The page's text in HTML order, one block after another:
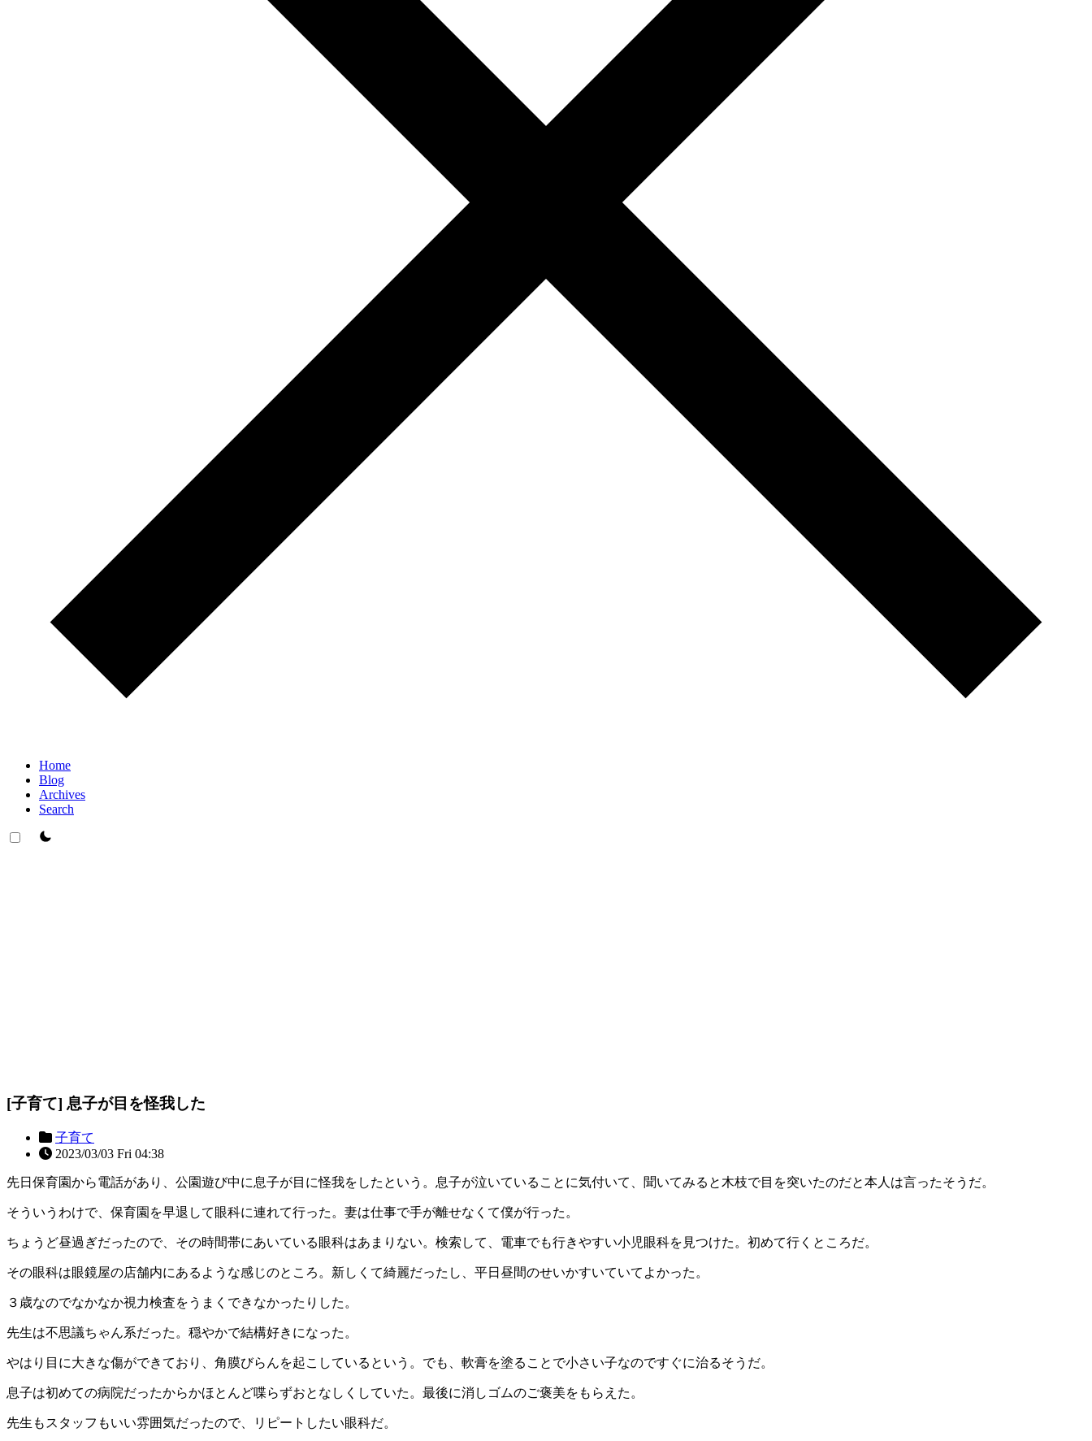
Home
Blog
Archives
Search
theme switcher
[子育て] 息子が目を怪我した
子育て
2023/03/03 Fri 04:38
先日保育園から電話があり、公園遊び中に息子が目に怪我をしたという。息子が泣いていることに気付いて、聞いてみると木枝で目を突いたのだと本人は言ったそうだ。
そういうわけで、保育園を早退して眼科に連れて行った。妻は仕事で手が離せなくて僕が行った。
ちょうど昼過ぎだったので、その時間帯にあいている眼科はあまりない。検索して、電車でも行きやすい小児眼科を見つけた。初めて行くところだ。
その眼科は眼鏡屋の店舗内にあるような感じのところ。新しくて綺麗だったし、平日昼間のせいかすいていてよかった。
３歳なのでなかなか視力検査をうまくできなかったりした。
先生は不思議ちゃん系だった。穏やかで結構好きになった。
やはり目に大きな傷ができており、角膜びらんを起こしているという。でも、軟膏を塗ることで小さい子なのですぐに治るそうだ。
息子は初めての病院だったからかほとんど喋らずおとなしくしていた。最後に消しゴムのご褒美をもらえた。
先生もスタッフもいい雰囲気だったので、リピートしたい眼科だ。